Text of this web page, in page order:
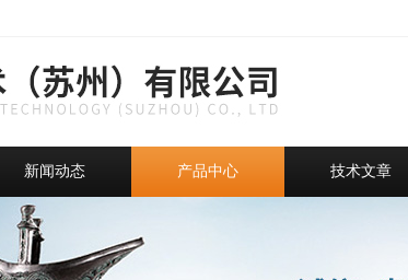
新闻动态 产品中心 技术文章